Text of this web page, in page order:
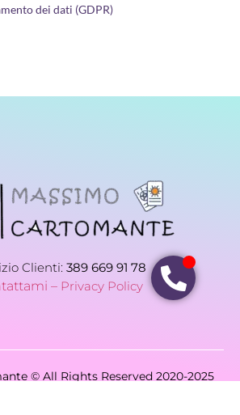
dei dati (GDPR)
Clienti: 389 669 91 78
– Privacy Policy
© All Rights Reserved 2020-2025